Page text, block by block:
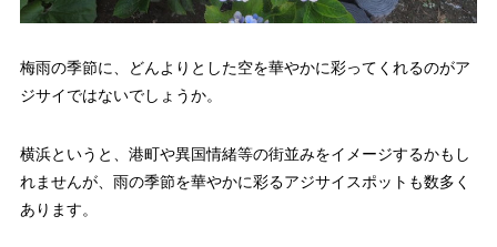
梅雨の季節に、どんよりとした空を華やかに彩ってくれるのがア
ジサイではないでしょうか。
横浜というと、港町や異国情緒等の街並みをイメージするかもし
れませんが、雨の季節を華やかに彩るアジサイスポットも数多く
あります。